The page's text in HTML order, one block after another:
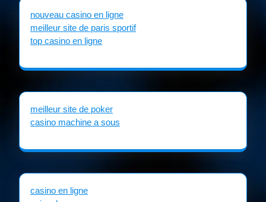
nouveau casino en ligne
meilleur site de paris sportif
top casino en ligne
meilleur site de poker
casino machine a sous
casino en ligne